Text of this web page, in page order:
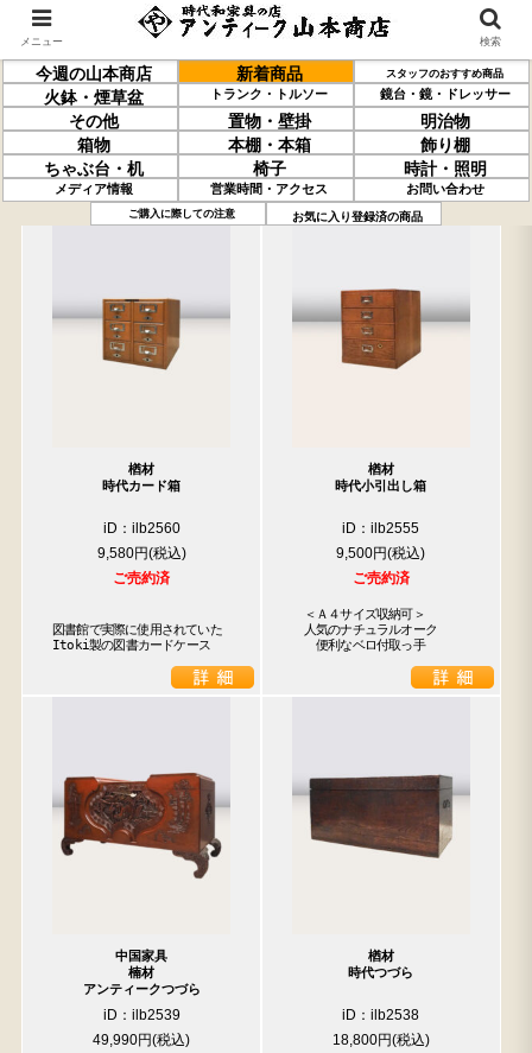
今週の山本商店 新着商品 スタッフのおすすめ商品
火鉢・煙草盆 トランク・トルソー 鏡台・鏡・ドレッサー
その他 置物・壁掛
明治物
箱物
本棚・本箱
飾り棚
ちゃぶ台・机
椅子 時計・照明
メディア情報 営業時間・アクセス お問い合わせ
ご購入に際しての注意 お気に入り登録済の商品
過去の取り扱い商品(5月15日分) 売約済の商品を非表示にする
楢材
時代カード箱
iD：ilb2560
9,580円
ご売約済
図書館で実際に使用されていた
Itoki製の図書カードケース
楢材
時代小引出し箱
iD：ilb2555
9,500円
ご売約済
＜Ａ４サイズ収納可＞
人気のナチュラルオーク
便利なベロ付取っ手
中国家具
楠材
アンティークつづら
iD：ilb2539
49,990円
楢材
時代つづら
iD：ilb2538
18,800円
メニュー 検索